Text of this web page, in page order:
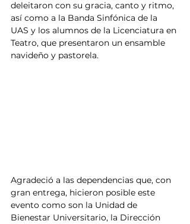
deleitaron con su gracia, canto y ritmo,
así como a la Banda Sinfónica de la
UAS y los alumnos de la Licenciatura en
Teatro, que presentaron un ensamble
navideño y pastorela.
Agradeció a las dependencias que, con
gran entrega, hicieron posible este
evento como son la Unidad de
Bienestar Universitario, la Dirección